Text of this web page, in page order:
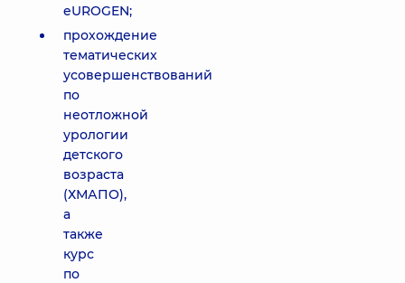
eUROGEN;
прохождение
тематических
усовершенствований
по
неотложной
урологии
детского
возраста
(ХМАПО),
а
также
курс
по